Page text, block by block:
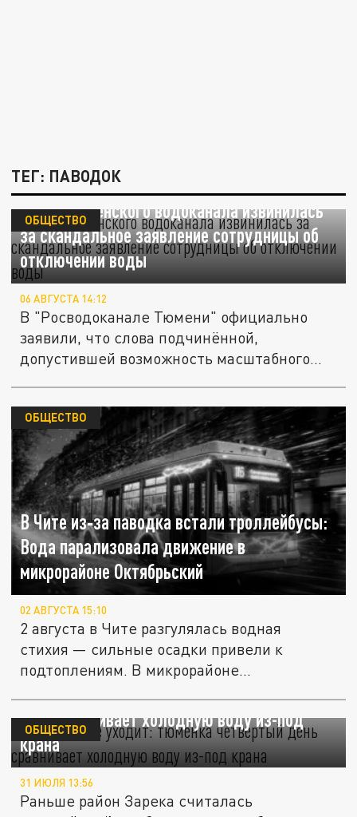
ТЕГ: ПАВОДОК
Глава тюменского водоканала извинилась
за скандальное заявление сотрудницы об
отключении воды
ОБЩЕСТВО
06 АВГУСТА 14:12
В "Росводоканале Тюмени" официально
заявили, что слова подчинённой,
допустившей возможность масштабного...
В Чите из‑за паводка встали троллейбусы:
Вода парализовала движение в
микрорайоне Октябрьский
ОБЩЕСТВО
02 АВГУСТА 15:10
2 августа в Чите разгулялась водная
стихия — сильные осадки привели к
подтоплениям. В микрорайоне
Проблема не уходит: тюменка четвертый
день сравнивает холодную воду из-под
крана
ОБЩЕСТВО
31 ИЮЛЯ 13:56
Раньше район Зарека считалась